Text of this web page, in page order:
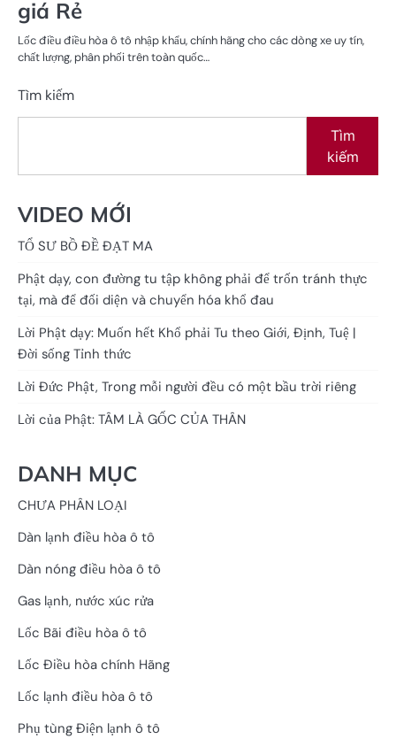
giá Rẻ
Lốc điều điều hòa ô tô nhập khẩu, chính hãng cho các dòng xe uy tín,
chất lượng, phân phối trên toàn quốc…
Tìm kiếm
Tìm
kiếm
VIDEO MỚI
TỔ SƯ BỒ ĐỀ ĐẠT MA
Phật dạy, con đường tu tập không phải để trốn tránh thực
tại, mà để đối diện và chuyển hóa khổ đau
Lời Phật dạy: Muốn hết Khổ phải Tu theo Giới, Định, Tuệ |
Đời sống Tỉnh thức
Lời Đức Phật, Trong mỗi người đều có một bầu trời riêng
Lời của Phật: TÂM LÀ GỐC CỦA THÂN
DANH MỤC
CHƯA PHÂN LOẠI
Dàn lạnh điều hòa ô tô
Dàn nóng điều hòa ô tô
Gas lạnh, nước xúc rửa
Lốc Bãi điều hòa ô tô
Lốc Điều hòa chính Hãng
Lốc lạnh điều hòa ô tô
Phụ tùng Điện lạnh ô tô